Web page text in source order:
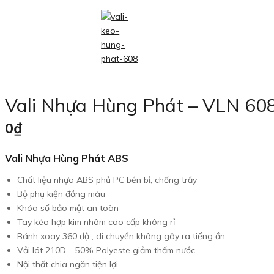
Vali Nhựa Hùng Phát – VLN
0₫
Vali Nhựa Hùng Phát ABS
Chất liệu nhựa ABS phủ PC bền bỉ, chống trầy
Bộ phụ kiện đồng màu
Khóa số bảo mật an toàn
Tay kéo hợp kim nhôm cao cấp không rỉ
Bánh xoay 360 độ , di chuyển không gây ra tiếng ồn
Vải lót 210D – 50% Polyeste giảm thấm nước
Nội thất chia ngăn tiện lợi